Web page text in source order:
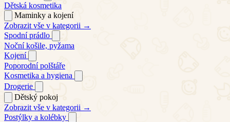
Dětská kosmetika
Maminky a kojení
Zobrazit vše v kategorii →
Spodní prádlo
Noční košile, pyžama
Kojení
Poporodní polštáře
Kosmetika a hygiena
Drogerie
Dětský pokoj
Zobrazit vše v kategorii →
Postýlky a kolébky